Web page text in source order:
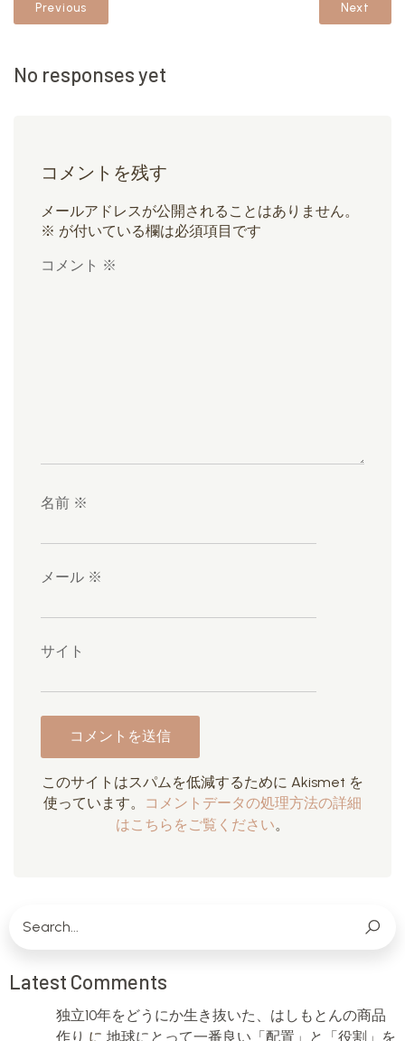
Previous Next
No responses yet
コメントを残す
メールアドレスが公開されることはありません。
※ が付いている欄は必須項目です
コメント ※
名前 ※
メール ※
サイト
このサイトはスパムを低減するために Akismet を
使っています。
コメントデータの処理方法の詳細
はこちらをご覧ください。
Latest Comments
独立10年をどうにか生き抜いた、はしもとんの商品
作り に 地球にとって一番良い「配置」と「役割」を